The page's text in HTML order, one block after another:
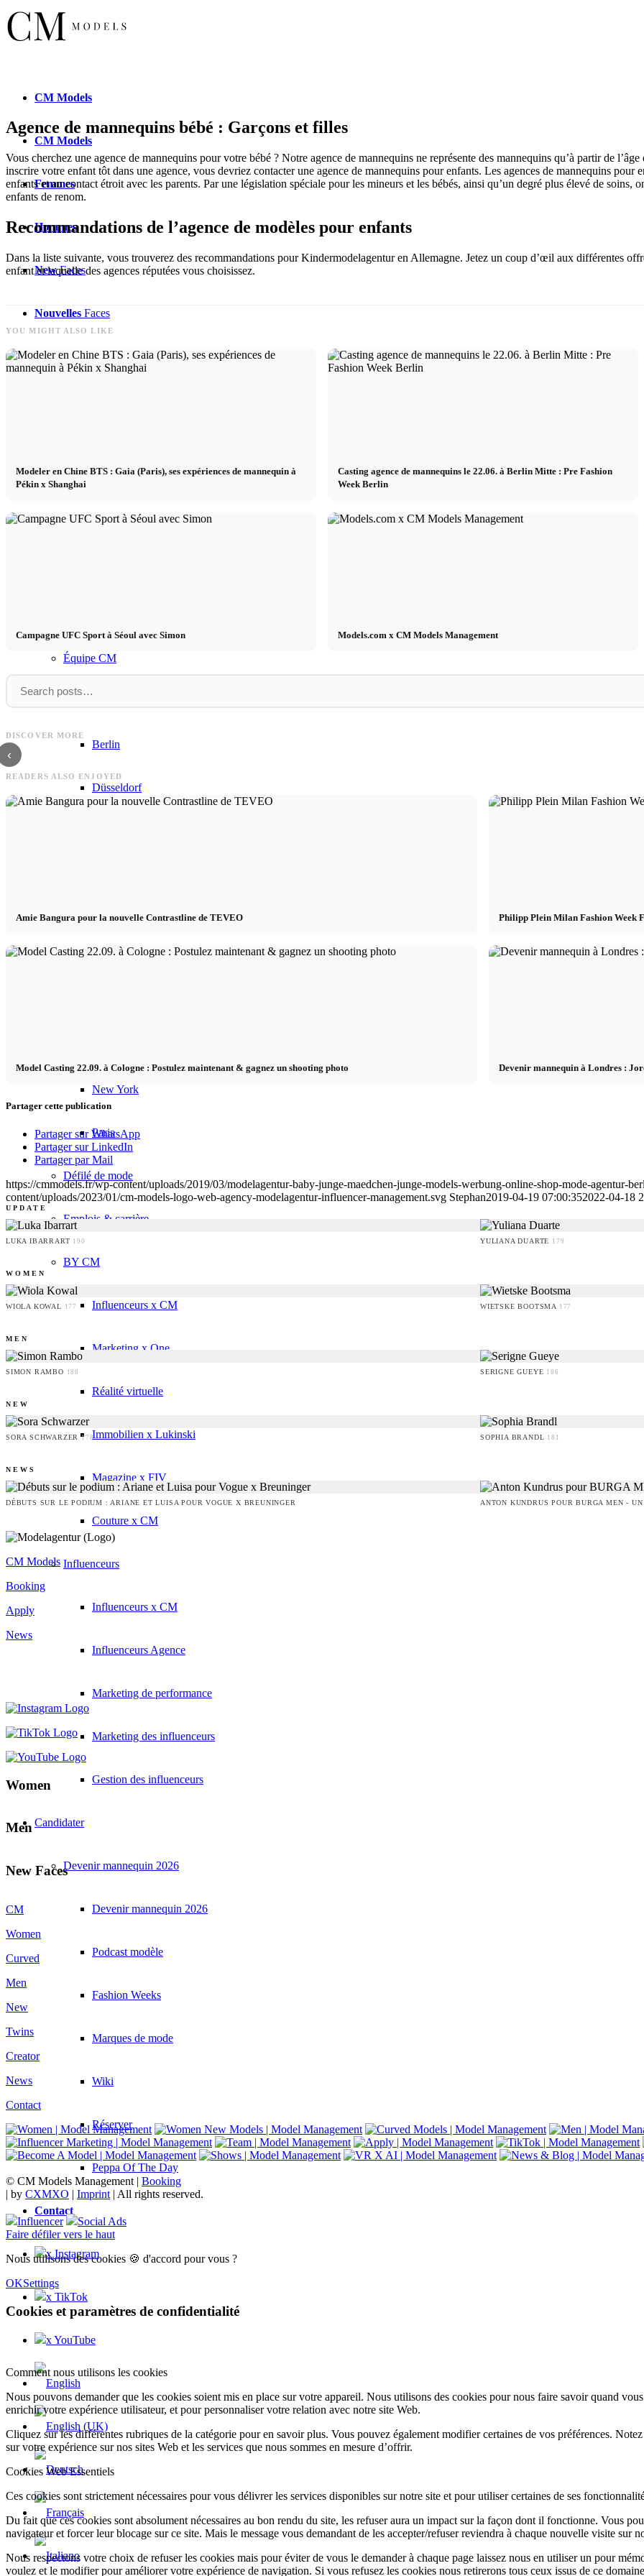
CM Models
CM Models
Femmes
Hommes
NewFaces
Nouvelles Faces
Curvé
News
Créateur
Équipe CM
Berlin
Düsseldorf
London
New York
Paris
Défilé de mode
Emplois & carrière
BY CM
Influenceurs x CM
Marketing x One
Réalité virtuelle
Immobilien x Lukinski
Magazine x FIV
Couture x CM
Influenceurs
Influenceurs x CM
Influenceurs Agence
Marketing de performance
Marketing des influenceurs
Gestion des influenceurs
Candidater
Devenir mannequin 2026
Devenir mannequin 2026
Podcast modèle
Fashion Weeks
Marques de mode
Wiki
Réserver
Peppa Of The Day
Contact
x Instagram
x TikTok
x YouTube
Agence de mannequins bébé : Garçons et filles
Vous cherchez une agence de mannequins pour votre bébé ? Notre agence de mannequins ne représente des mannequins qu’à partir de
inscrire votre enfant tôt dans une agence, vous devriez contacter une agence de mannequins pour enfants. Les agences de mannequins
enfants et au contact étroit avec les parents. Par une législation spéciale pour les mineurs et les bébés, ainsi qu’un degré plus élevé de soins,
enfants de renom.
Recommandations de l’agence de modèles pour enfants
Dans la liste suivante, vous trouverez des recommandations pour Kindermodelagentur en Allemagne. Jetez un coup d’œil aux différentes
enfant et laquelle des agences réputées vous choisissez.
YOU MIGHT ALSO LIKE
Modeler en Chine BTS : Gaia (Paris), ses expériences de mannequin à
Pékin x Shanghai
Casting agence de mannequins le 22.06. à Berlin Mitte : Pre Fashion
Week Berlin
Campagne UFC Sport à Séoul avec Simon Models.com x CM Models Management
DISCOVER MORE
‹
Lanidor sur un ranch
READERS ALSO ENJOYED
Amie Bangura pour la nouvelle Contrastline de TEVEO Philipp Plein Milan Fashion Week
Model Casting 22.09. à Cologne : Postulez maintenant & gagnez un shooting photo Devenir mannequin à Londres :
Partager cette publication
Partager sur WhatsApp
Partager sur LinkedIn
Partager par Mail
https://cmmodels.fr/wp-content/uploads/2019/03/modelagentur-baby-junge-maedchen-junge-models-werbung-online-shop-mode-agentur-
content/uploads/2023/01/cm-models-logo-web-agency-modelagentur-influencer-management.svg Stephan2019-04-19 07:00:352022-04-18
UPDATE
LUKA IBARRART 190 YULIANA DUARTE 179
WOMEN
WIOLA KOWAL 177 WIETSKE BOOTSMA 177
MEN
SIMON RAMBO 188 SERIGNE GUEYE 186
NEW
SORA SCHWARZER178 SOPHIA BRANDL 181
NEWS
DÉBUTS SUR LE PODIUM : ARIANE ET LUISA POUR VOGUE X BREUNINGER ANTON KUNDRUS POUR BURGA MEN -
CM Models
Booking
Apply
News
Women
Men
New Faces
CM
Women
Curved
Men
New
Twins
Creator
News
Contact
© CM Models Management | Booking
| by CXMXO | Imprint | All rights reserved.
Influencer
Social Ads
Faire défiler vers le haut
Nous utilisons des cookies 🍪 d'accord pour vous ?
OKSettings
Cookies et paramètres de confidentialité
Comment nous utilisons les cookies
Nous pouvons demander que les cookies soient mis en place sur votre appareil. Nous utilisons des cookies pour nous faire savoir quand
enrichir votre expérience utilisateur, et pour personnaliser votre relation avec notre site Web.
Cliquez sur les différentes rubriques de la catégorie pour en savoir plus. Vous pouvez également modifier certaines de vos préférences.
sur votre expérience sur nos sites Web et les services que nous sommes en mesure d’offrir.
Cookies Web Essentiels
Ces cookies sont strictement nécessaires pour vous délivrer les services disponibles sur notre site et pour utiliser certaines de ses
Du fait que ces cookies sont absolument nécessaires au bon rendu du site, les refuser aura un impact sur la façon dont il fonctionne. Vous
navigateur et forcer leur blocage sur ce site. Mais le message vous demandant de les accepter/refuser reviendra à chaque nouvelle visite sur
Nous respectons votre choix de refuser les cookies mais pour éviter de vous le demander à chaque page laissez nous en utiliser un pour
voulez et le modifier pour améliorer votre expérience de navigation. Si vous refusez les cookies nous retirerons tous ceux issus de ce